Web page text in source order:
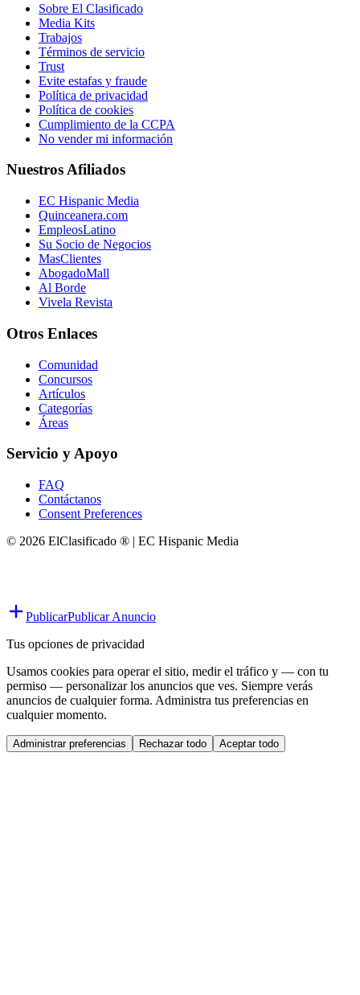
Sobre El Clasificado
Media Kits
Trabajos
Términos de servicio
Trust
Evite estafas y fraude
Política de privacidad
Política de cookies
Cumplimiento de la CCPA
No vender mi información
Nuestros Afiliados
EC Hispanic Media
Quinceanera.com
EmpleosLatino
Su Socio de Negocios
MasClientes
AbogadoMall
Al Borde
Vivela Revista
Otros Enlaces
Comunidad
Concursos
Artículos
Categorías
Áreas
Servicio y Apoyo
FAQ
Contáctanos
Consent Preferences
© 2026 ElClasificado ® | EC Hispanic Media
PublicarPublicar Anuncio
Tus opciones de privacidad
Usamos cookies para operar el sitio, medir el tráfico y — con tu
permiso — personalizar los anuncios que ves. Siempre verás
anuncios de cualquier forma. Administra tus preferencias en
cualquier momento.
Administrar preferencias Rechazar todo Aceptar todo